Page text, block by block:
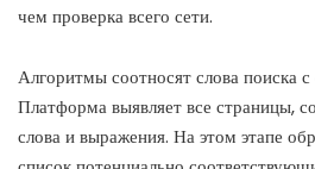
чем проверка всего сети.
Алгоритмы соотносят слова поиска
Платформа выявляет все страницы,
слова и выражения. На этом этапе